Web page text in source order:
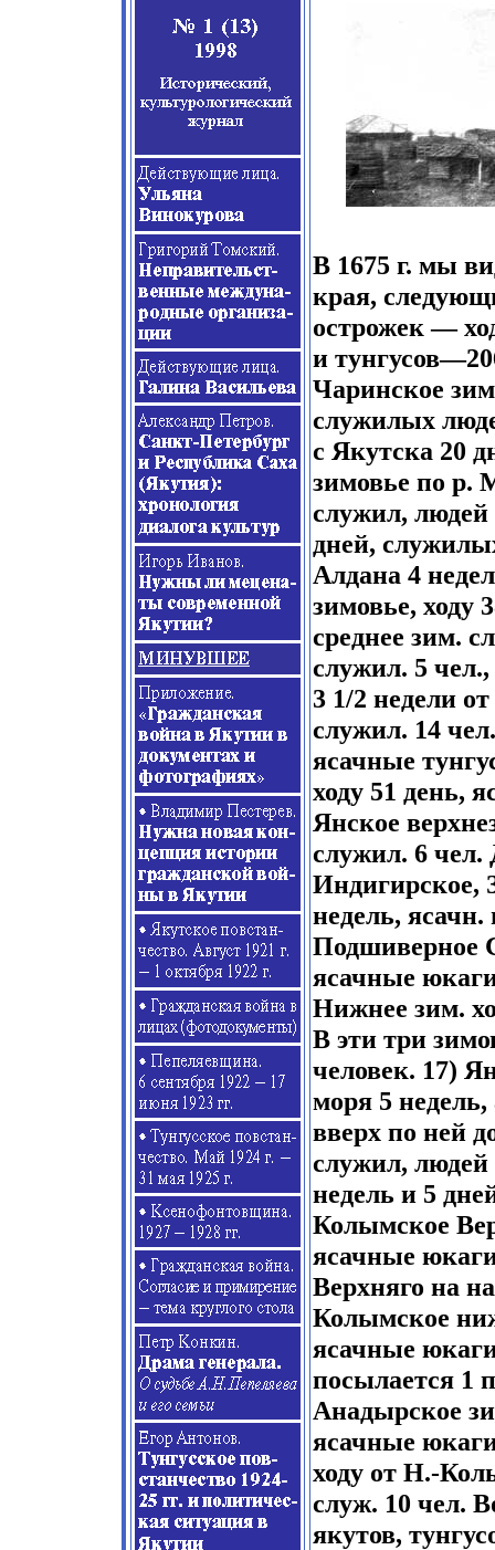
В 1675 г. мы
края,
острожек —
и
Чаринское
служилых
с Якутска 20
зимовье по р.
служил, людей
дней,
Алдана 4
зимовье, ходу
среднее зим.
служил. 5
3 1/2 недели
служил. 14
ясачные
ходу 51 день,
Янское
служил. 6 чел.
Индигирское,
недель,
Подшиверное
ясачные
Нижнее зим.
В эти три
человек. 17)
моря 5
вверх по ней
служил, людей
недель и 5
Колымское
ясачные
Верхняго на
Колымское
ясачные
посылается 1
Анадырское
ясачные
ходу от Н.-
служ. 10 чел.
якутов,